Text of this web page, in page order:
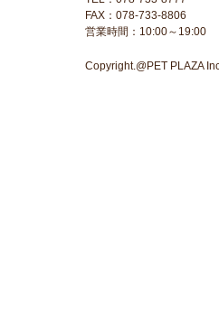
FAX：078-733-8806
営業時間：10:00～19:00
Copyright.@PET PLAZA